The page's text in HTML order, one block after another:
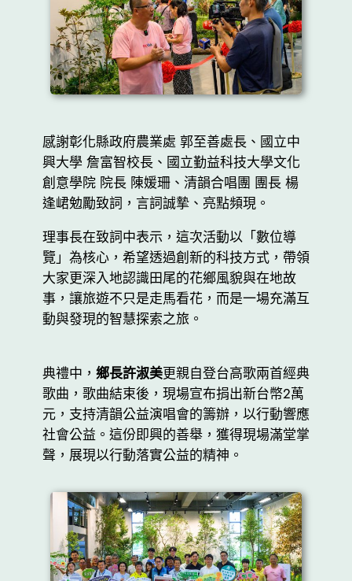
感謝彰化縣政府農業處 郭至善處長、國立中
興大學 詹富智校長、國立勤益科技大學文化
創意學院 院長 陳媛珊、清韻合唱團 團長 楊
逢峮勉勵致詞，言詞誠摯、亮點頻現。
理事長在致詞中表示，這次活動以「數位導
覽」為核心，希望透過創新的科技方式，帶領
大家更深入地認識田尾的花鄉風貌與在地故
事，讓旅遊不只是走馬看花，而是一場充滿互
動與發現的智慧探索之旅。
典禮中， 鄉長許淑美更親自登台高歌兩首經典
歌曲，歌曲結束後，現場宣布捐出新台幣2萬
元，支持清韻公益演唱會的籌辦，以行動響應
社會公益。這份即興的善舉，獲得現場滿堂掌
聲，展現以行動落實公益的精神。